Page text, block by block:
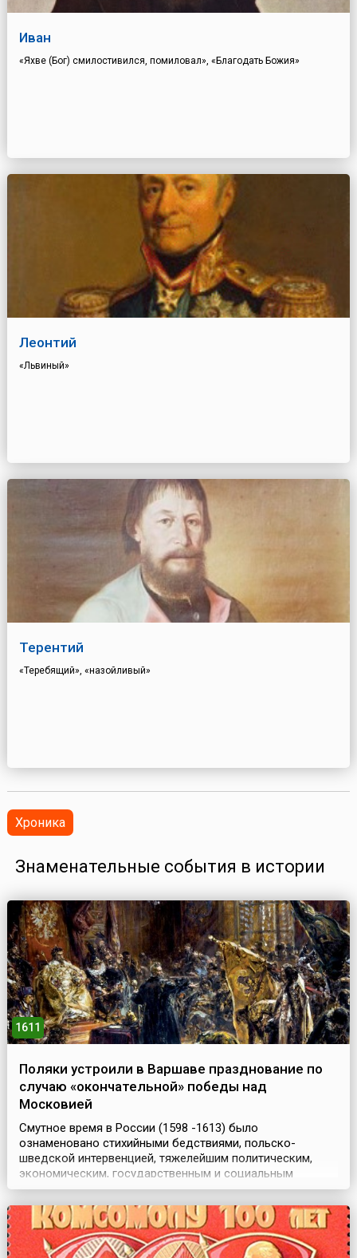
Иван
«Яхве (Бог) смилостивился, помиловал», «Благодать Божия»
Леонтий
«Львиный»
Терентий
«Теребящий», «назойливый»
Хроника
Знаменательные события в истории
1611
Поляки устроили в Варшаве празднование по
случаю «окончательной» победы над
Московией
Смутное время в России (1598 -1613) было
ознаменовано стихийными бедствиями, польско-
шведской интервенцией, тяжелейшим политическим,
экономическим, государственным и социальным
кризисом. Воцарение Лжедмитрия I, заговор Шуйского,
многочисленные восстания, военные набеги на русские
города со стороны поляков и Войск Княжества
Литовского, подчинённых в тот момент Речи
Посполитой, ослабили страну. ...